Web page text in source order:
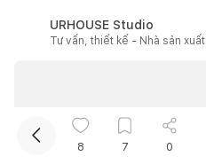
URHOUSE Studio
Tư vấn, thiết kế - Nhà sản xuất
8 7 0